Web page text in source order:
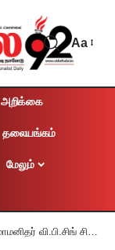
Aa
அறிக்கை
தலையங்கம்
மேலும்
மேனாள் மாணவர்கள் சங்கம் பாராட்டு